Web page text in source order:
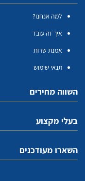
למה אנחנו?
איך זה עובד
אמנת שרות
תנאי שימוש
השווה מחירים
בעלי מקצוע
השארו מעודכנים